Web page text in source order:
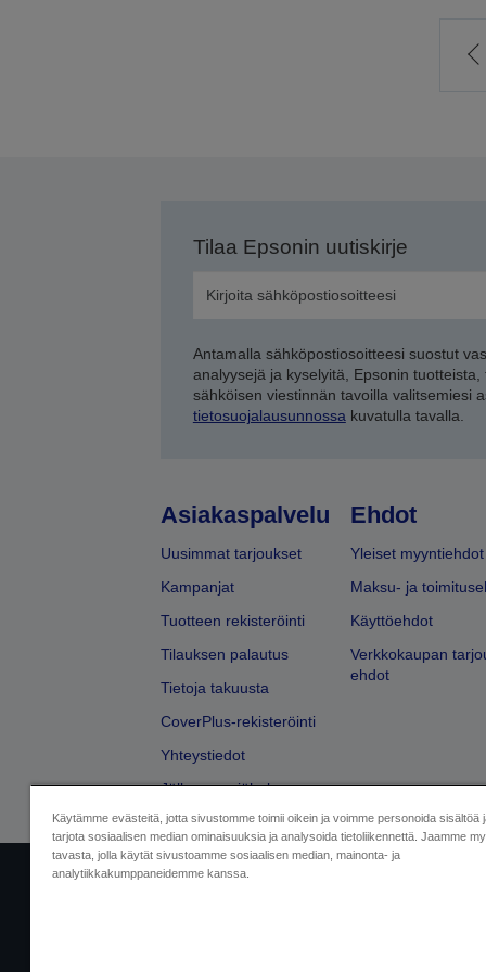
Tilaa Epsonin uutiskirje
Antamalla sähköpostiosoitteesi suostut
analyysejä ja kyselyitä, Epsonin
sähköisen viestinnän tavoilla valitsemiesi
tietosuojalausunnossakuvatulla tavalla.
Asiakaspalvelu
Uusimmat tarjoukset
Kampanjat
Tuotteen rekisteröinti
Tilauksen palautus
Tietoja takuusta
CoverPlus-rekisteröinti
Yhteystiedot
Jälleenmyyjähaku
Ehdot
Yleiset myyntiehdot
Maksu- ja
Käyttöehdot
Verkkokaupan
ehdot
Yritystiedot
Käytämme evästeitä, jotta sivustomme toimii oikein ja voimme personoida sisältöä
tarjota sosiaalisen median ominaisuuksia ja analysoida tietoliikennettä. Jaamme
tavasta, jolla käytät sivustoamme sosiaalisen median, mainonta- ja
analytiikkakumppaneidemme kanssa.